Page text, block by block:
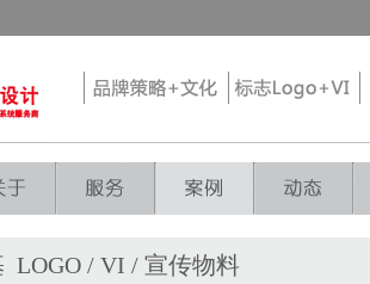
LOGO / VI / 宣传物料